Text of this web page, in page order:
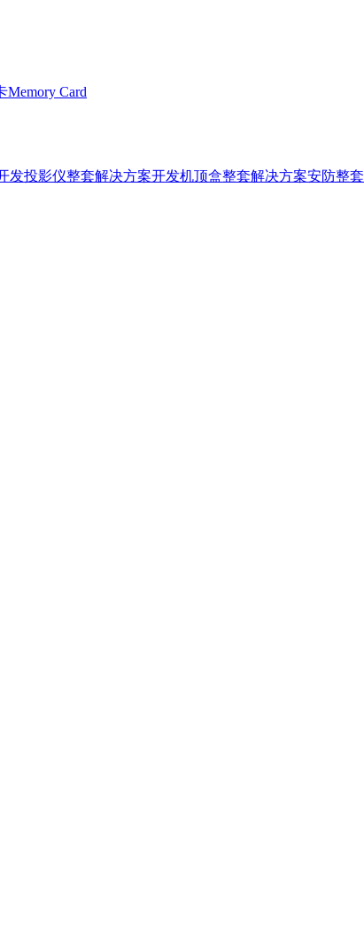
Memory Card
发投影仪整套解决方案开发机顶盒整套解决方案安防整